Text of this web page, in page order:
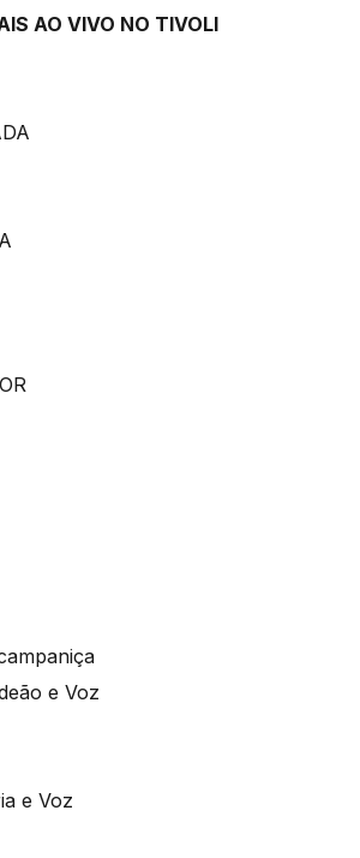
AO VIVO NO TIVOLI
e Voz
e Voz